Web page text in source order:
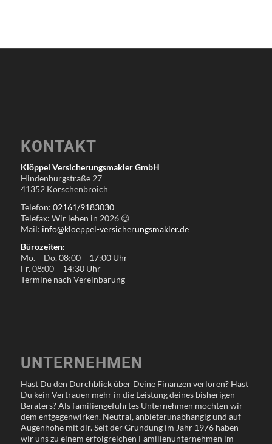
KONTAKT
Klöppel Versicherungsmakler GmbH
Hindenburgstraße 27
41352 Korschenbroich
Telefon: 02161/9183030
Telefax: Wir leben in 2026 😉
Mail: info@kloeppel-versicherungsmakler.de
Bürozeiten:
Mo. – Do. 08:00 – 17:00 Uhr
Fr. 08:00 – 14:30 Uhr
Termine nach Vereinbarung
UNTERNEHMEN
Hast Du den Durchblick über Deine Finanzen verloren? Hast
Du kein Vertrauen mehr in die Leistung deines bisherigen
Beraters? Als familiengeführtes Unternehmen möchten wir
dem entgegenwirken. Neutral, anbieterunabhängig und auf
Augenhöhe mit dir. Seit der Gründung im Jahr 1976 haben
wir uns zu einem erfolgreichen Familienunternehmen im